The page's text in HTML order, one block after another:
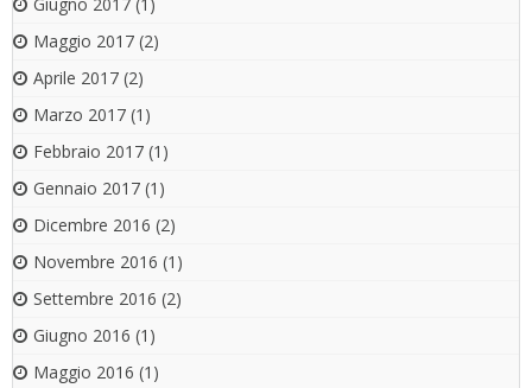
Giugno 2017 (1)
Maggio 2017 (2)
Aprile 2017 (2)
Marzo 2017 (1)
Febbraio 2017 (1)
Gennaio 2017 (1)
Dicembre 2016 (2)
Novembre 2016 (1)
Settembre 2016 (2)
Giugno 2016 (1)
Maggio 2016 (1)